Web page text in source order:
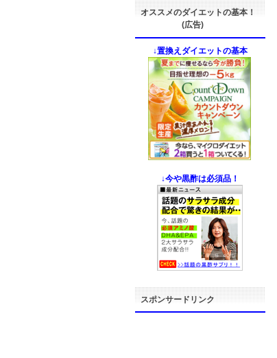
オススメのダイエットの基本！
(広告)
↓置換えダイエットの基本
↓今や黒酢は必須品！
スポンサードリンク